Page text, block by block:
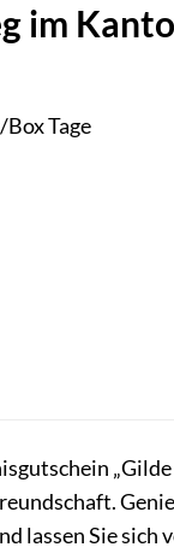
im
Tage
lassen Sie sich